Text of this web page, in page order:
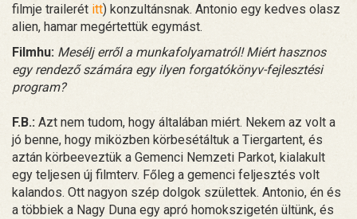
filmje trailerét itt) konzultánsnak. Antonio egy kedves olasz
alien, hamar megértettük egymást.
Filmhu: Mesélj erről a munkafolyamatról! Miért hasznos
egy rendező számára egy ilyen forgatókönyv-fejlesztési
program?
F.B.: Azt nem tudom, hogy általában miért. Nekem az volt a
jó benne, hogy miközben körbesétáltuk a Tiergartent, és
aztán körbeeveztük a Gemenci Nemzeti Parkot, kialakult
egy teljesen új filmterv. Főleg a gemenci feljesztés volt
kalandos. Ott nagyon szép dolgok születtek. Antonio, én és
a többiek a Nagy Duna egy apró homokszigetén ültünk, és